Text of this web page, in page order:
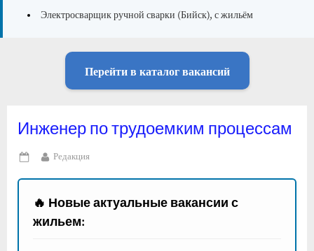
Электросварщик ручной сварки (Бийск), с жильём
Перейти в каталог вакансий
Инженер по трудоемким процессам
Posted
on
By
Редакция
🔥 Новые актуальные вакансии с
жильем: